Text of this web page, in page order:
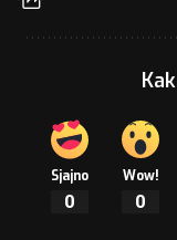
Sjajno
0
Wow!
0